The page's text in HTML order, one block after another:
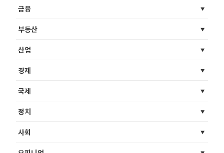
금융
부동산
산업
경제
국제
정치
사회